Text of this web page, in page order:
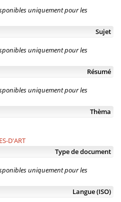
uniquement pour les
Sujet
uniquement pour les
Résumé
uniquement pour les
Thèma
D'ART
Type de document
uniquement pour les
Langue (ISO)